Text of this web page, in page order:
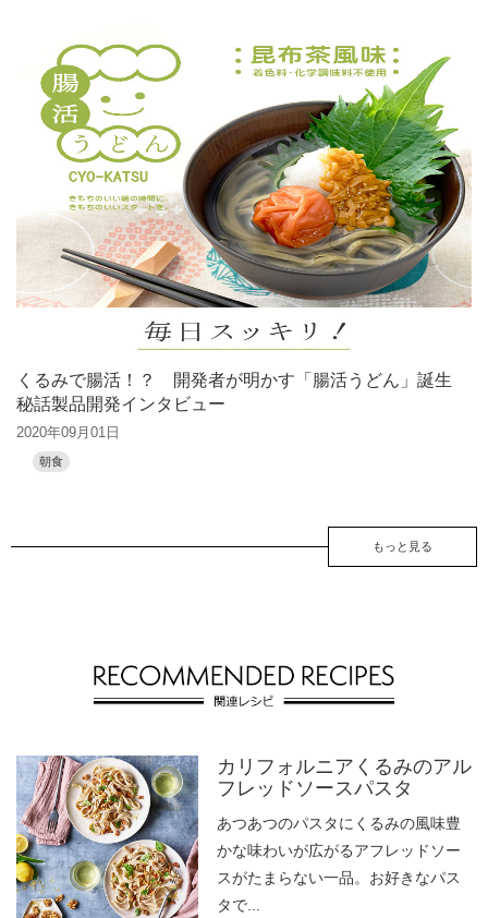
くるみで腸活！？ 開発者が明かす「腸活うどん」誕生
秘話製品開発インタビュー
2020年09月01日
朝食
もっと見る
カリフォルニアくるみのアル
フレッドソースパスタ
あつあつのパスタにくるみの風味豊
かな味わいが広がるアフレッドソー
スがたまらない一品。お好きなパス
タで...